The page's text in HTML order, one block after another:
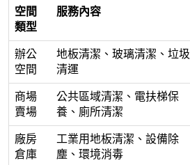
空間
類型
服務內容
辦公
空間
地板清潔、玻璃清潔、垃圾
清運
商場
賣場
公共區域清潔、電扶梯保
養、廁所清潔
廠房
倉庫
工業用地板清潔、設備除
塵、環境消毒